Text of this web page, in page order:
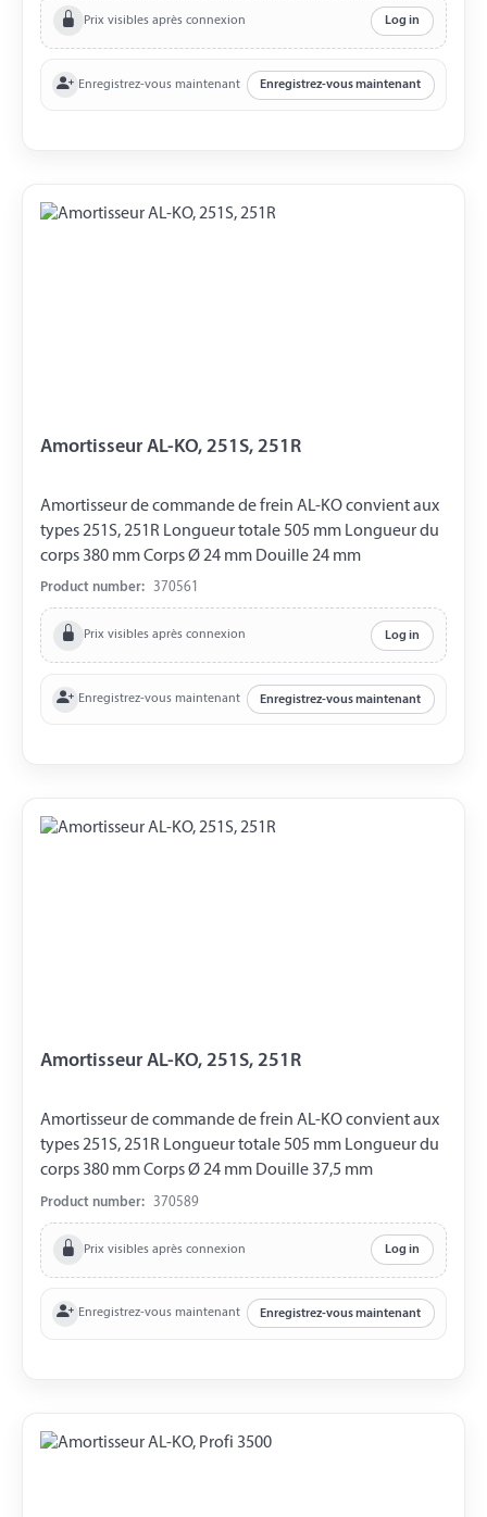
Prix visibles après connexion Log in
Enregistrez-vous maintenant Enregistrez-vous maintenant
Amortisseur AL-KO, 251S, 251R
Amortisseur de commande de frein AL-KO convient aux
types 251S, 251R Longueur totale 505 mm Longueur du
corps 380 mm Corps Ø 24 mm Douille 24 mm
Product number: 370561
Prix visibles après connexion Log in
Enregistrez-vous maintenant Enregistrez-vous maintenant
Amortisseur AL-KO, 251S, 251R
Amortisseur de commande de frein AL-KO convient aux
types 251S, 251R Longueur totale 505 mm Longueur du
corps 380 mm Corps Ø 24 mm Douille 37,5 mm
Product number: 370589
Prix visibles après connexion Log in
Enregistrez-vous maintenant Enregistrez-vous maintenant